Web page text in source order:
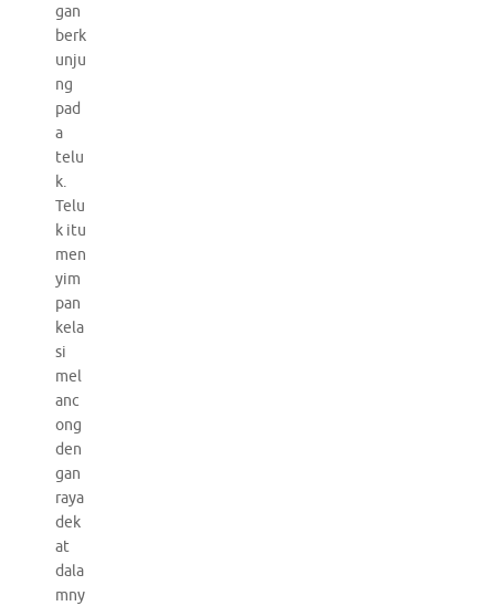
gan
berk
unju
ng
pad
a
telu
k.
Telu
k itu
men
yim
pan
kela
si
mel
anc
ong
den
gan
raya
dek
at
dala
mny